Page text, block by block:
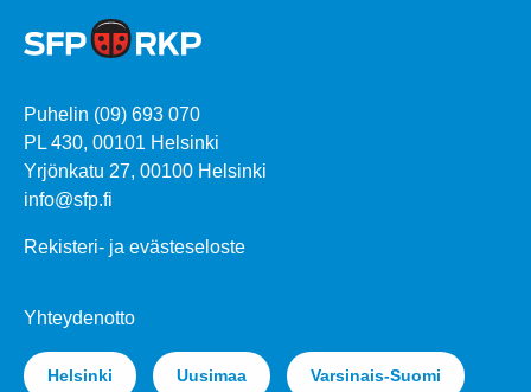
Puhelin (09) 693 070
PL 430, 00101 Helsinki
Yrjönkatu 27, 00100 Helsinki
info@sfp.fi
Rekisteri- ja evästeseloste
Yhteydenotto
Helsinki Uusimaa Varsinais-Suomi